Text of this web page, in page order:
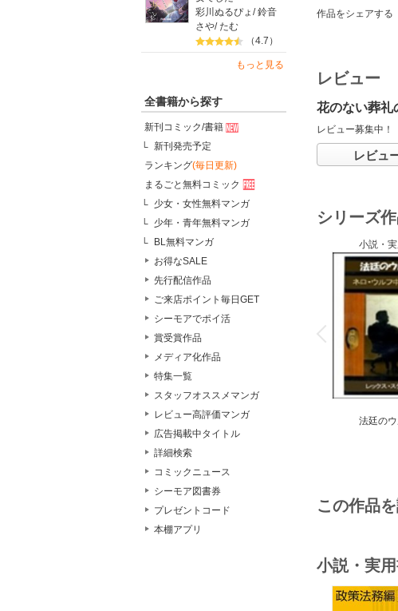
彩川ぬるぴょ /鈴音
さや/たむ
（4.7）
もっと見る
全書籍から探す
新刊コミック/書籍
新刊発売予定
ランキング(毎日更新)
まるごと無料コミック
少女・女性無料マンガ
少年・青年無料マンガ
BL無料マンガ
お得なSALE
先行配信作品
ご来店ポイント毎日GET
シーモアでポイ活
賞受賞作品
メディア化作品
特集一覧
スタッフオススメマンガ
レビュー高評価マンガ
広告掲載中タイトル
詳細検索
コミックニュース
シーモア図書券
プレゼントコード
本棚アプリ
作品をシェアする
レビュー
花のない葬礼
レビュー募集中！
レビュ
シリーズ
P
r
e
i
u
小説・
法廷の
この作品
小説・実